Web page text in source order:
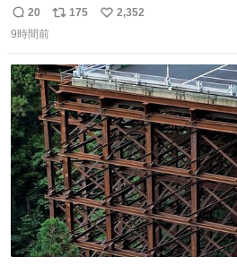
で満足感エグいから一生食べてる😭
返
信
20
リ
ト
数
175
い
数
2,352
9時間前